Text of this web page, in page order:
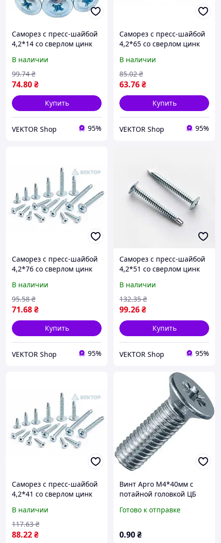
Саморез с пресс-шайбой
4,2*14 со сверлом цинк
В наличии
74.80₴
99.74 ₴
Купить
VEKTOR Shop 95%
Саморез с пресс-шайбой
4,2*65 со сверлом цинк
В наличии
63.76₴
85.02 ₴
Купить
VEKTOR Shop 95%
Саморез с пресс-шайбой
4,2*76 со сверлом цинк
В наличии
71.68₴
95.58 ₴
Купить
VEKTOR Shop 95%
Саморез с пресс-шайбой
4,2*51 со сверлом цинк
В наличии
99.26₴
132.35 ₴
Купить
VEKTOR Shop 95%
Саморез с пресс-шайбой
4,2*41 со сверлом цинк
В наличии
88.22₴
117.63 ₴
Винт Apro М4*40мм с
потайной головкой ЦБ
Готово к отправке
0.90₴